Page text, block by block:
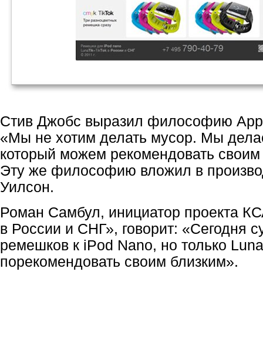
Стив Джобс выразил философию
«Мы не хотим делать мусор. Мы
который можем рекомендовать
Эту же философию вложил в
Уилсон.
Роман Самбул, инициатор проекта
в России и СНГ», говорит: «Сегодня
ремешков к iPod Nano, но только
порекомендовать своим близким».